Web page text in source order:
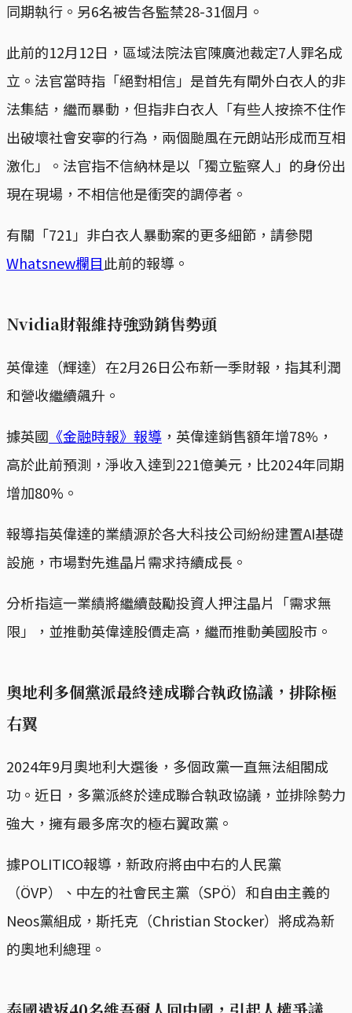
同期執行。另6名被告各監禁28-31個月。
此前的12月12日，區域法院法官陳廣池裁定7人罪名成
立。法官當時指「絕對相信」是首先有閘外白衣人的非
法集結，繼而暴動，但指非白衣人「有些人按捺不住作
出破壞社會安寧的行為，兩個颱風在元朗站形成而互相
激化」。法官指不信納林是以「獨立監察人」的身份出
現在現場，不相信他是衝突的調停者。
有關「721」非白衣人暴動案的更多細節，請參閱
Whatsnew欄目此前的報導。
Nvidia財報維持強勁銷售勢頭
英偉達（輝達）在2月26日公布新一季財報，指其利潤
和營收繼續飆升。
據英國 《金融時報》報導 ，英偉達銷售額年增78%，
高於此前預測，淨收入達到221億美元，比2024年同期
增加80%。
報導指英偉達的業績源於各大科技公司紛紛建置AI基礎
設施，市場對先進晶片需求持續成長。
分析指這一業績將繼續鼓勵投資人押注晶片「需求無
限」，並推動英偉達股價走高，繼而推動美國股市。
奧地利多個黨派最終達成聯合執政協議，排除極
右翼
2024年9月奧地利大選後，多個政黨一直無法組閣成
功。近日，多黨派終於達成聯合執政協議，並排除勢力
強大，擁有最多席次的極右翼政黨。
據POLITICO報導，新政府將由中右的人民黨
（ÖVP）、中左的社會民主黨（SPÖ）和自由主義的
Neos黨組成，斯托克（Christian Stocker）將成為新
的奧地利總理。